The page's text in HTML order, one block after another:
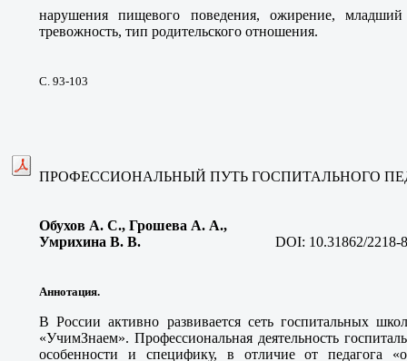
нарушения пищевого поведения, ожирение, младший
тревожность, тип родительского отношения.
С. 93-103
ПРОФЕССИОНАЛЬНЫЙ ПУТЬ ГОСПИТАЛЬНОГО
Обухов А. С., Грошева А. А.,
Умрихина В. В. DOI: 10.31862/2218-
Аннотация.
В России активно развивается сеть госпитальных
«УчимЗнаем». Профессиональная деятельность
особенности и специфику, в отличие от педагога